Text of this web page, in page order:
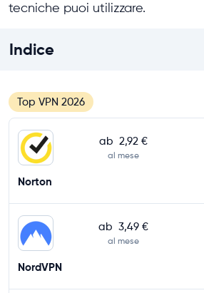
tecniche puoi utilizzare.
Indice
Top VPN 2026
ab 2,92 €
al mese
Norton
ab 3,49 €
al mese
NordVPN